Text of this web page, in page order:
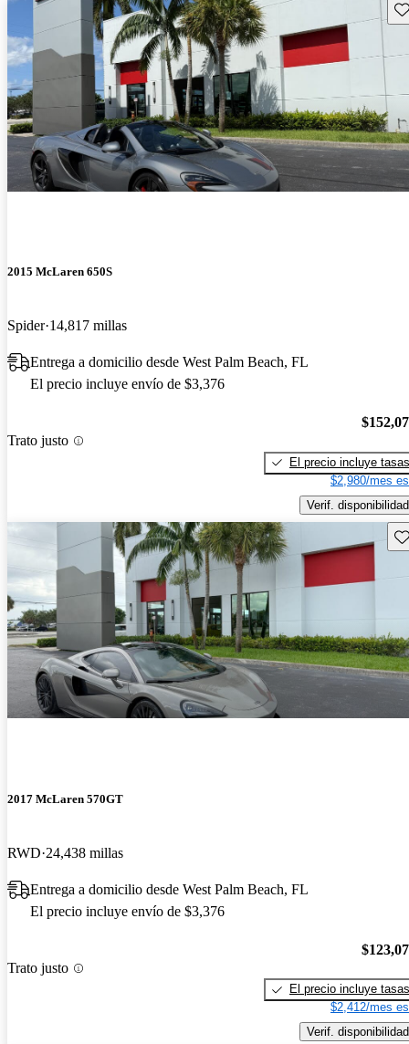
2015 McLaren 650S
Spider 14,817 millas
Entrega a domicilio desde West Palm Beach, FL
El precio incluye envío de $3,376
Trato justo
El precio incluye tasas
$2,980/mes
Verif. disponibilidad
2017 McLaren 570GT
RWD 24,438 millas
Entrega a domicilio desde West Palm Beach, FL
El precio incluye envío de $3,376
Trato justo
El precio incluye tasas
$2,412/mes
Verif. disponibilidad